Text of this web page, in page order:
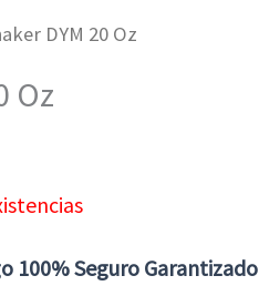
DYM 20 Oz
Oz
100% Seguro Garantizado